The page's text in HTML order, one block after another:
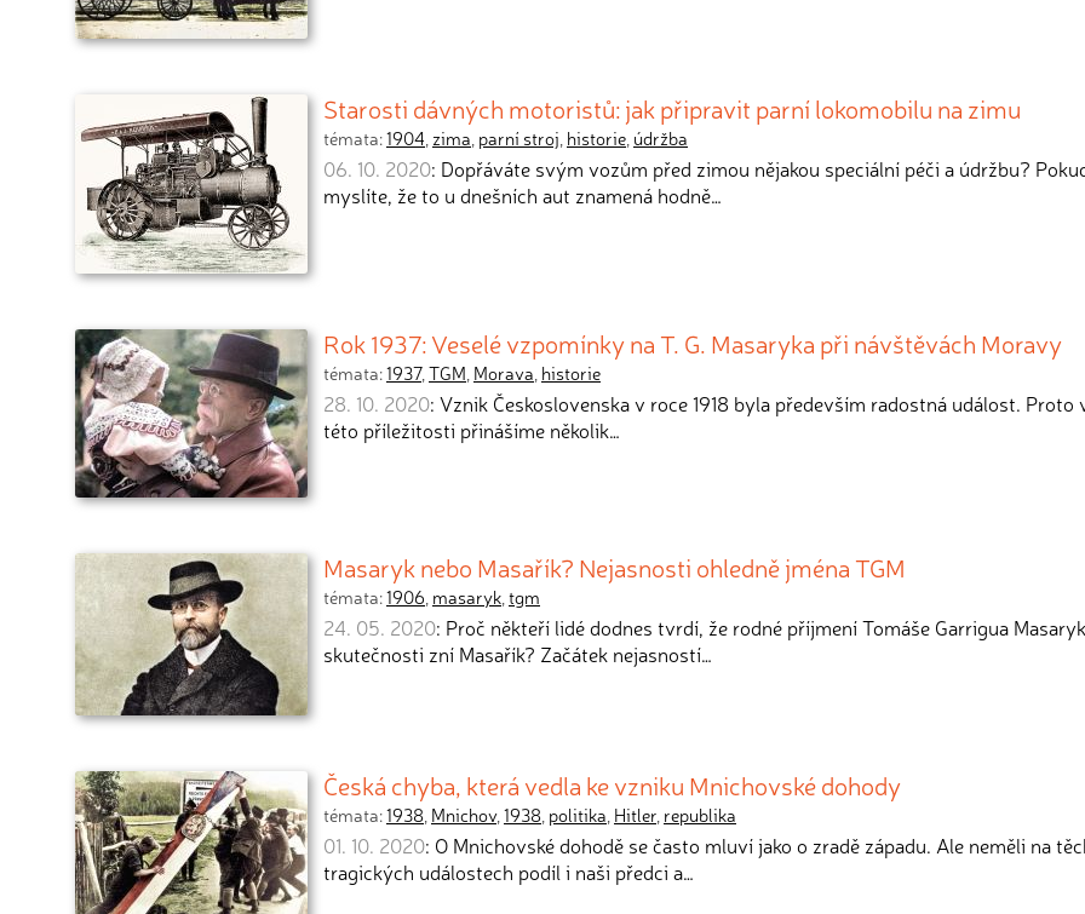
Starosti dávných motoristů: jak připravit parní lokomobilu na zimu
témata:1904, zima, parní stroj, historie, údržba
06. 10. 2020: Dopřáváte svým vozům před zimou nějakou speciální péči a údržbu?
myslíte, že to u dnešních aut znamená hodně…
Rok 1937: Veselé vzpomínky na T. G. Masaryka při návštěvách Moravy
témata:1937,TGM, Morava, historie
28. 10. 2020: Vznik Československa v roce 1918 byla především radostná událost. Proto
této příležitosti přinášíme několik…
Masaryk nebo Masařík? Nejasnosti ohledně jména TGM
témata:1906, masaryk,tgm
24. 05. 2020: Proč někteří lidé dodnes tvrdí, že rodné příjmení Tomáše Garrigua
skutečnosti zní Masařík? Začátek nejasností…
Česká chyba, která vedla ke vzniku Mnichovské dohody
témata:1938, Mnichov,1938, politika, Hitler, republika
01. 10. 2020: O Mnichovské dohodě se často mluví jako o zradě západu. Ale neměli na
tragických událostech podíl i naši předci a…